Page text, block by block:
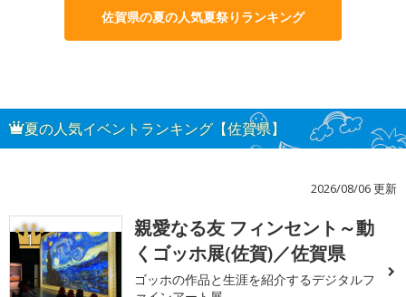
佐賀県の夏の人気夏祭りランキング
夏の人気イベントランキング【佐賀県】
2026/08/06 更新
1
親愛なる友 フィンセント～動
くゴッホ展(佐賀)／佐賀県
ゴッホの作品と生涯を紹介するデジタルフ